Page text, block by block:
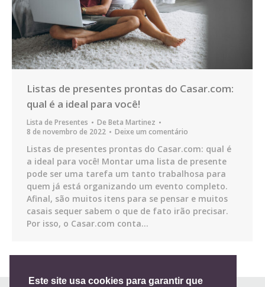
Listas de presentes prontas do Casar.com:
qual é a ideal para você!
Lista de Presentes De Beta Martinez
8 de novembro de 2022
Deixe um comentário
Listas de presentes prontas do Casar.com: qual é
a ideal para você! Montar uma lista de presente
pode ser uma tarefa um tanto trabalhosa para
quem já está organizando um evento completo.
Afinal, são muitos itens para se pensar e muitos
casais sequer sabem o que de fato irão precisar.
Por isso, o Casar.com conta…
Este site usa cookies para garantir que